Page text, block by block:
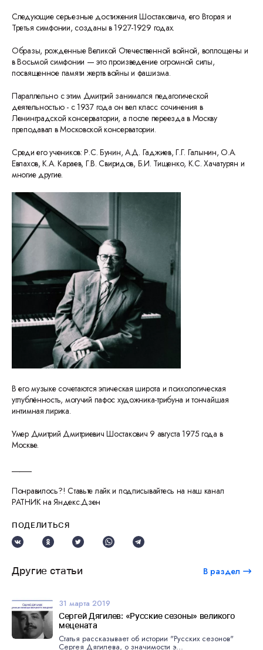
Следующие серьезные достижения Шостаковича, его Вторая и
Третья симфонии, созданы в 1927-1929 годах.
Образы, рожденные Великой Отечественной войной, воплощены и
в Восьмой симфонии — это произведение огромной силы,
посвященное памяти жертв войны и фашизма.
Параллельно с этим Дмитрий занимался педагогической
деятельностью - с 1937 года он вел класс сочинения в
Ленинградской консерватории, а после переезда в Москву
преподавал в Московской консерватории.
Среди его учеников: Р.С. Бунин, А.Д. Гаджиев, Г.Г. Галынин, О.А.
Евлахов, К.А. Караев, Г.В. Свиридов, Б.И. Тищенко, К.С. Хачатурян и
многие другие.
В его музыке сочетаются эпическая широта и психологическая
углублённость, могучий пафос художника-трибуна и тончайшая
интимная лирика.
Умер Дмитрий Дмитриевич Шостакович 9 августа 1975 года в
Москве.
Понравилось?! Ставьте лайк и подписывайтесь на наш канал
РАТНИК на Яндекс.Дзен
ПОДЕЛИТЬСЯ
Другие статьи В раздел
31 марта 2019
Сергей Дягилев: «Русские сезоны» великого
мецената
Статья рассказывает об истории "Русских сезонов"
Сергея Дягилева, о значимости э...